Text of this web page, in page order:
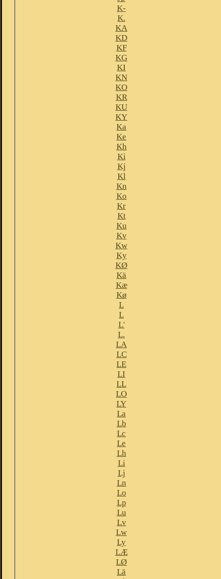
K-
K.
KA
KD
KF
KG
KI
KN
KO
KR
KU
KY
Ka
Ke
Kh
Ki
Kj
Kl
Kn
Ko
Kr
Kt
Ku
Kv
Kw
Ky
KØ
Kä
Kæ
Kø
L
L
L'
L.
LA
LC
LE
LI
LL
LO
LY
La
Lb
Lc
Le
Lh
Li
Lj
Ln
Lo
Lp
Lu
Lv
Lw
Ly
LÆ
LØ
Lä